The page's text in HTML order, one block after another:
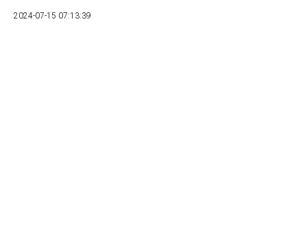
2024-07-15 07:13:39